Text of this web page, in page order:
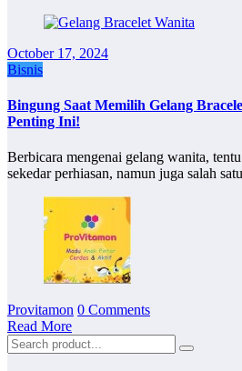
October 17, 2024
Bisnis
Bingung Saat Memilih Gelang
Penting Ini!
Berbicara mengenai gelang wanita,
sekedar perhiasan, namun juga salah
Provitamon 0 Comments
Read More